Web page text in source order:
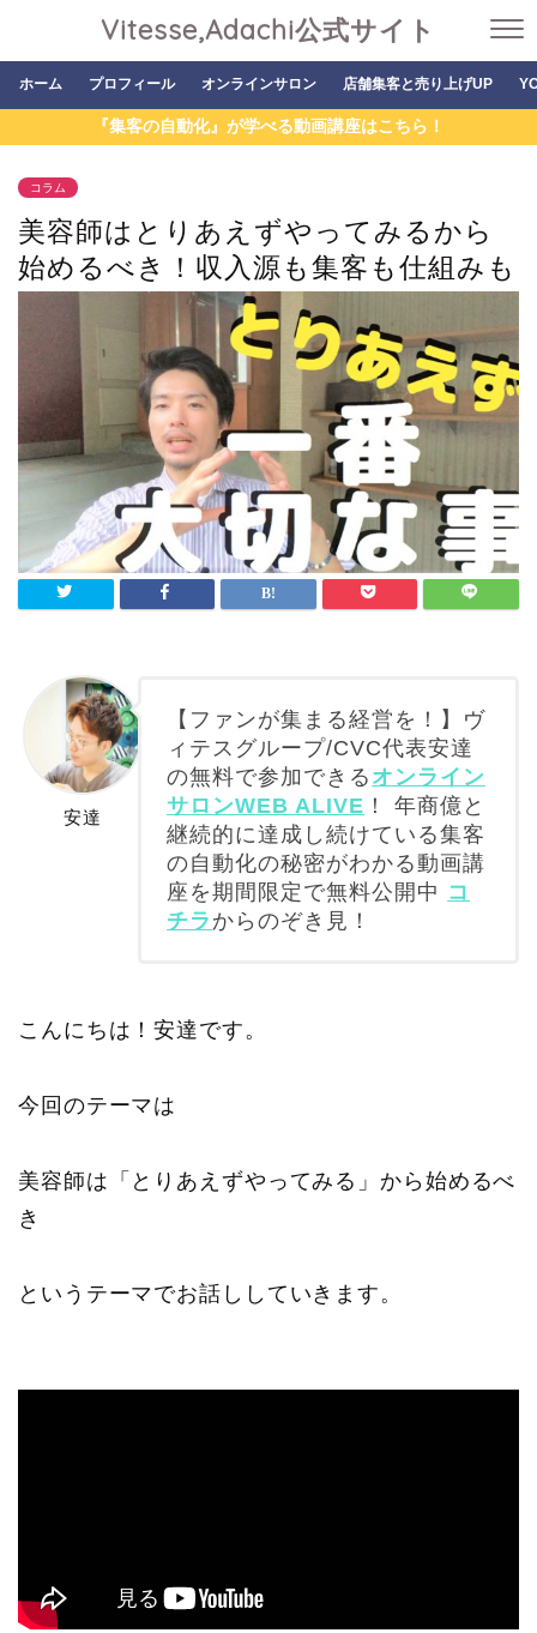
Vitesse,Adachi公式サイト
ホーム プロフィール オンラインサロン 店舗集客と売り上げUP
『集客の自動化』が学べる動画講座はこちら！
コラム
美容師はとりあえずやってみるから
始めるべき！収入源も集客も仕組みも
安達
【ファンが集まる経営を！】ヴ
ィテスグループ/CVC代表安達
の無料で参加できる オンライン
サロンWEB ALIVE ！ 年商億と
継続的に達成し続けている集客
の自動化の秘密がわかる動画講
座を期間限定で無料公開中 コ
チラ からのぞき見！
こんにちは！安達です。
今回のテーマは
美容師は「とりあえずやってみる」から始めるべ
き
というテーマでお話ししていきます。